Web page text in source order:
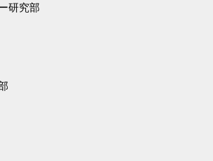
研究部